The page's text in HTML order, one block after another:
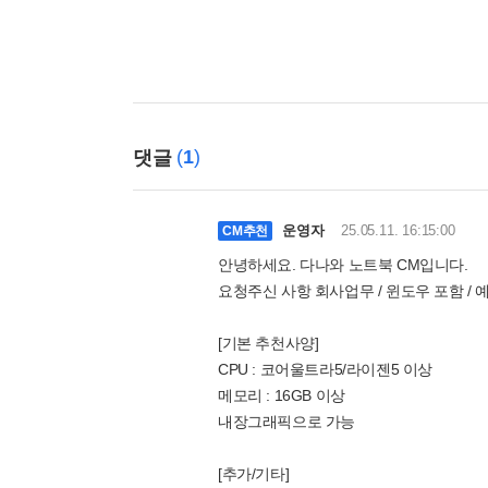
댓글 (1)
CM추천 운영자 25.05.11. 16:15:00
안녕하세요. 다나와 노트북 CM입니다.
요청주신 사항 회사업무 / 윈도우 포함 /
[기본 추천사양]
CPU : 코어울트라5/라이젠5 이상
메모리 : 16GB 이상
내장그래픽으로 가능
[추가/기타]